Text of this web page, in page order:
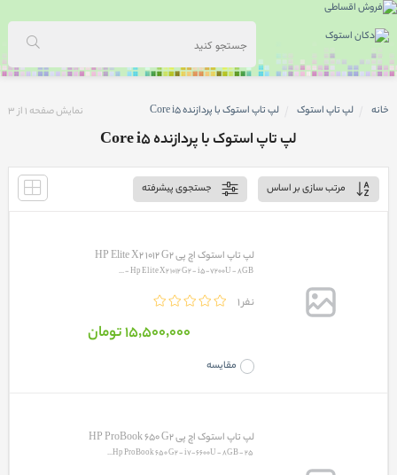
خانه لپ تاپ استوک لپ تاپ استوک با پردازنده Core i5 نمایش صفحه 1از3
لپ تاپ استوک با پردازنده Core i5
مرتب سازی بر اساس جستجوی پیشرفته
لپ تاپ استوک اچ پی HP Elite X2 1012 G2
1 نفر
مقایسه
15٬500٬000 تومان
لپ تاپ استوک اچ پی HP ProBook 650 G2